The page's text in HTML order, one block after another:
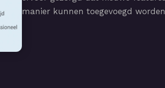
manier kunnen toegevoegd